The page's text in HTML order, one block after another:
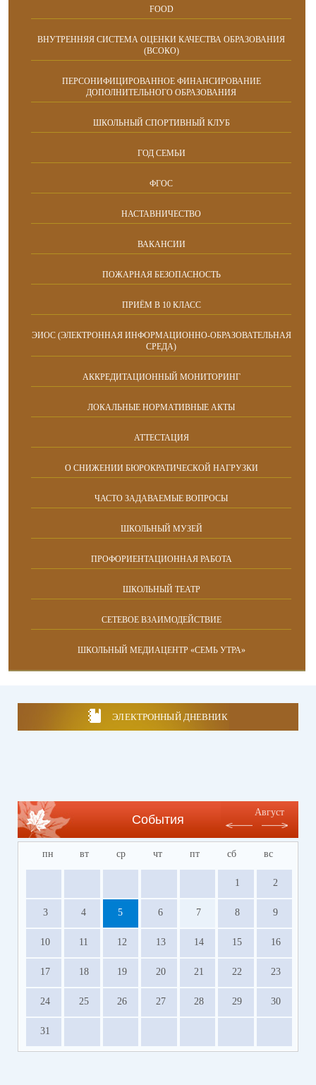
FOOD
ВНУТРЕННЯЯ СИСТЕМА ОЦЕНКИ КАЧЕСТВА ОБРАЗОВАНИЯ
(ВСОКО)
ПЕРСОНИФИЦИРОВАННОЕ ФИНАНСИРОВАНИЕ
ДОПОЛНИТЕЛЬНОГО ОБРАЗОВАНИЯ
ШКОЛЬНЫЙ СПОРТИВНЫЙ КЛУБ
ГОД СЕМЬИ
ФГОС
НАСТАВНИЧЕСТВО
ВАКАНСИИ
ПОЖАРНАЯ БЕЗОПАСНОСТЬ
ПРИЁМ В 10 КЛАСС
ЭИОС (ЭЛЕКТРОННАЯ ИНФОРМАЦИОННО-ОБРАЗОВАТЕЛЬНАЯ
СРЕДА)
АККРЕДИТАЦИОННЫЙ МОНИТОРИНГ
ЛОКАЛЬНЫЕ НОРМАТИВНЫЕ АКТЫ
АТТЕСТАЦИЯ
О СНИЖЕНИИ БЮРОКРАТИЧЕСКОЙ НАГРУЗКИ
ЧАСТО ЗАДАВАЕМЫЕ ВОПРОСЫ
ШКОЛЬНЫЙ МУЗЕЙ
ПРОФОРИЕНТАЦИОННАЯ РАБОТА
ШКОЛЬНЫЙ ТЕАТР
СЕТЕВОЕ ВЗАИМОДЕЙСТВИЕ
ШКОЛЬНЫЙ МЕДИАЦЕНТР «СЕМЬ УТРА»
ЭЛЕКТРОННЫЙ ДНЕВНИК
События
Август
пн вт ср чт пт сб вс
1 2
3 4 5 6 7 8 9
10 11 12 13 14 15 16
17 18 19 20 21 22 23
24 25 26 27 28 29 30
31